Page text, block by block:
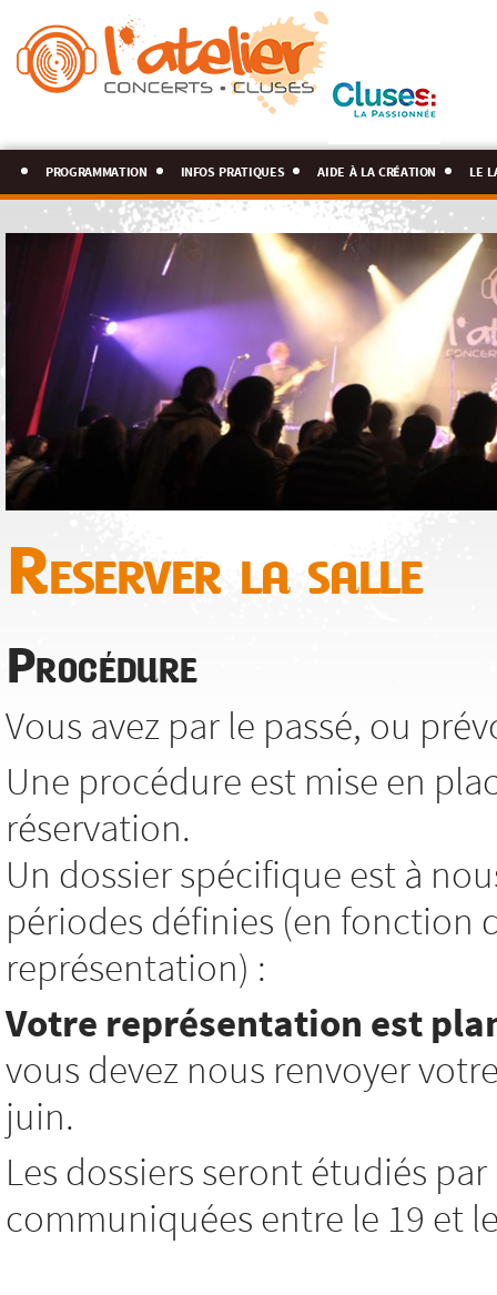
programmation infos pratiques aide à la création le
Reserver la salle
Procédure
Vous avez par le passé, ou
Une procédure est mise en
réservation.
Un dossier spécifique est à
périodes définies (en fonction
représentation) :
Votre représentation est
vous devez nous renvoyer
juin.
Les dossiers seront étudiés
communiquées entre le 19 et